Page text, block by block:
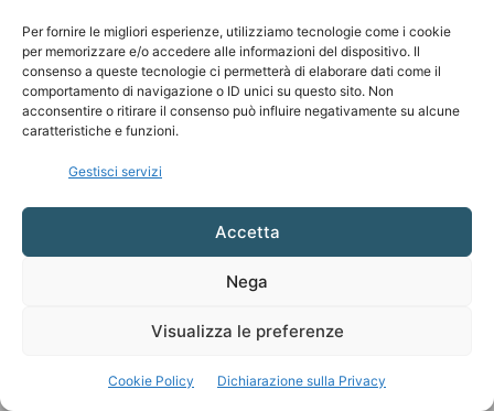
Per fornire le migliori esperienze, utilizziamo tecnologie come i cookie
per memorizzare e/o accedere alle informazioni del dispositivo. Il
consenso a queste tecnologie ci permetterà di elaborare dati come il
comportamento di navigazione o ID unici su questo sito. Non
acconsentire o ritirare il consenso può influire negativamente su alcune
caratteristiche e funzioni.
Gestisci servizi
Accetta
Nega
Visualizza le preferenze
Cookie Policy Dichiarazione sulla Privacy
SEGUICI